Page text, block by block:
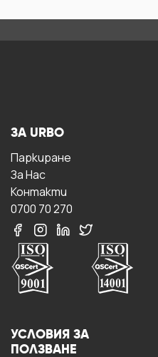
ЗА URBO
Паркиране
За Hас
Контакти
0700 70 270
УСЛОВИЯ ЗА
ПОЛЗВАНЕ